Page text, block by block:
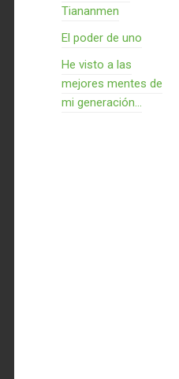
Tiananmen
El poder de uno
He visto a las
mejores mentes de
mi generación…